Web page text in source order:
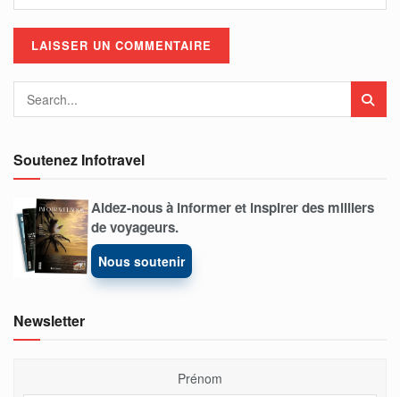
Soutenez Infotravel
Aidez-nous à informer et inspirer des milliers
de voyageurs.
Nous soutenir
Newsletter
Prénom